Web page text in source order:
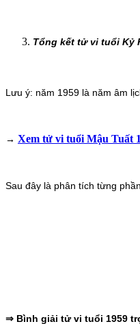
Tổng kết tử vi tuổi Kỷ
Lưu ý: năm 1959 là năm âm
→ Xem tử vi tuổi Mậu Tuất
Sau đây là phân tích từng
⇒ Bình giải tử vi tuổi 1959